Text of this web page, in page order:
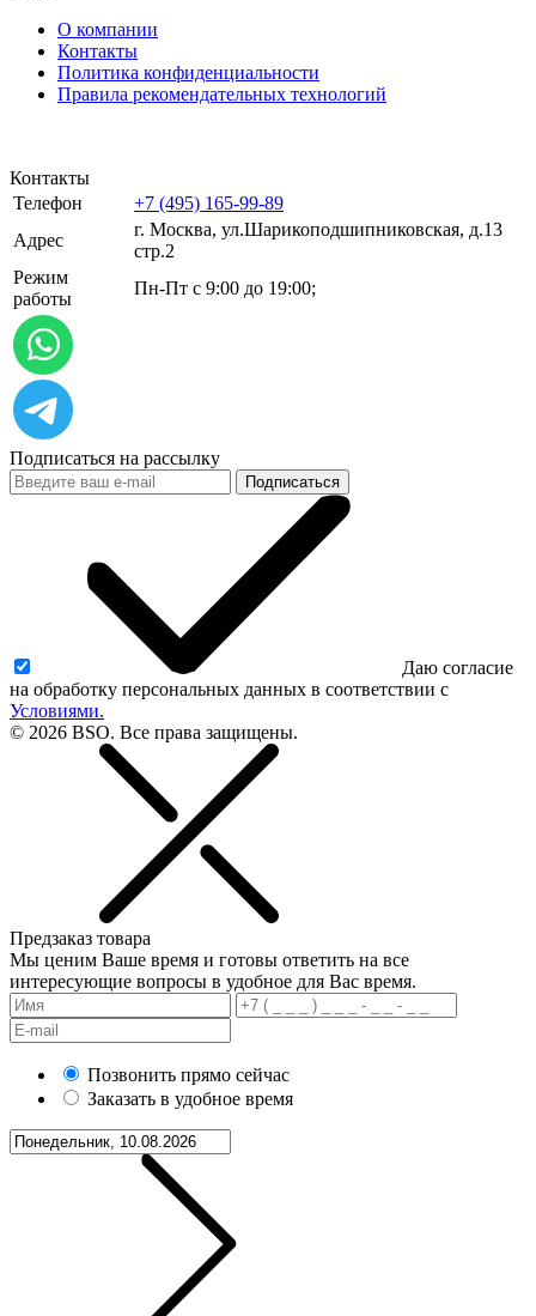
О компании
Контакты
Политика конфиденциальности
Правила рекомендательных технологий
Контакты
Телефон
+7 (495) 165-99-89
Адрес
г. Москва, ул.​​Шарикоподшипниковская, д.13
стр.2
Режим
работы
Пн-Пт с 9:00 до 19:00;
Подписаться на рассылку
Подписаться
Даю согласие
на обработку персональных данных в соответствии с
Условиями.
© 2026 BSO. Все права защищены.
Предзаказ товара
Мы ценим Ваше время и готовы ответить на все
интересующие вопросы в удобное для Вас время.
Позвонить прямо сейчас
Заказать в удобное время